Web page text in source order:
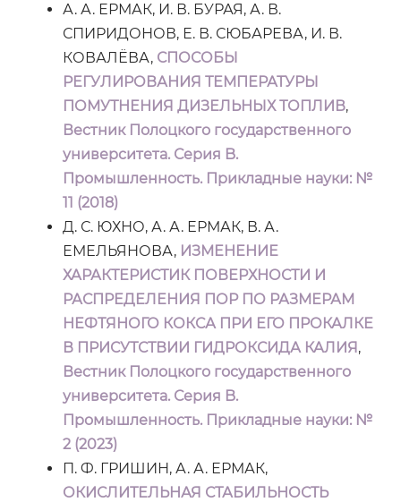
А. А. ЕРМАК, И. В. БУРАЯ, А. В.
СПИРИДОНОВ, Е. В. СЮБАРЕВА, И. В.
КОВАЛЁВА, СПОСОБЫ
РЕГУЛИРОВАНИЯ ТЕМПЕРАТУРЫ
ПОМУТНЕНИЯ ДИЗЕЛЬНЫХ ТОПЛИВ,
Вестник Полоцкого государственного
университета. Серия B.
Промышленность. Прикладные науки: №
11 (2018)
Д. С. ЮХНО, А. А. ЕРМАК, В. А.
ЕМЕЛЬЯНОВА, ИЗМЕНЕНИЕ
ХАРАКТЕРИСТИК ПОВЕРХНОСТИ И
РАСПРЕДЕЛЕНИЯ ПОР ПО РАЗМЕРАМ
НЕФТЯНОГО КОКСА ПРИ ЕГО ПРОКАЛКЕ
В ПРИСУТСТВИИ ГИДРОКСИДА КАЛИЯ,
Вестник Полоцкого государственного
университета. Серия B.
Промышленность. Прикладные науки: №
2 (2023)
П. Ф. ГРИШИН, А. А. ЕРМАК,
ОКИСЛИТЕЛЬНАЯ СТАБИЛЬНОСТЬ